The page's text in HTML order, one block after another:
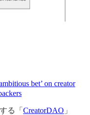
bet’ on creator
る「 CreatorDAO 」